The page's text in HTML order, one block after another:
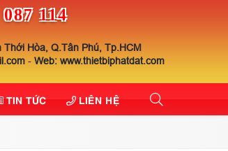
114
Thới Hòa, Q.Tân Phú, Tp.HCM
- Web: www.thietbiphatdat.com
TIN TỨC LIÊN HỆ